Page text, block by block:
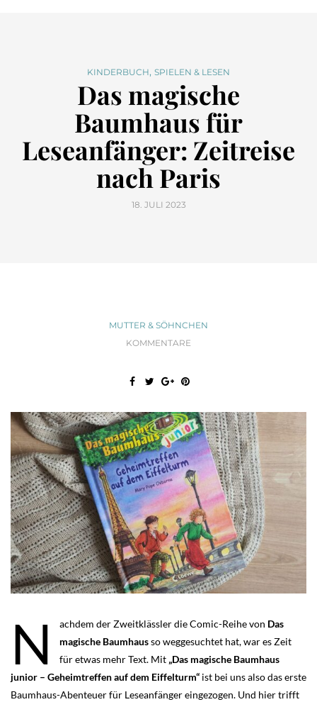
KINDERBUCH, SPIELEN & LESEN
Das magische
Baumhaus für
Leseanfänger: Zeitreise
nach Paris
18. JULI 2023
MUTTER & SÖHNCHEN
KOMMENTARE
N achdem der Zweitklässler die Comic-Reihe von Das
magische Baumhausso weggesuchtet hat, war es Zeit
für etwas mehr Text. Mit „Das magische Baumhaus
junior – Geheimtreffen auf dem Eiffelturm“ ist bei uns also das erste
Baumhaus-Abenteuer für Leseanfänger eingezogen. Und hier trifft